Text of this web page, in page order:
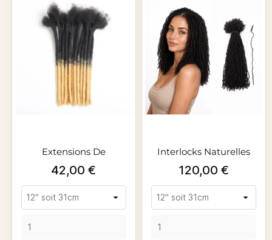
Extensions De
Dreadlocks...
Prix
42,00 €
Interlocks Naturelles
100%...
Prix
120,00 €